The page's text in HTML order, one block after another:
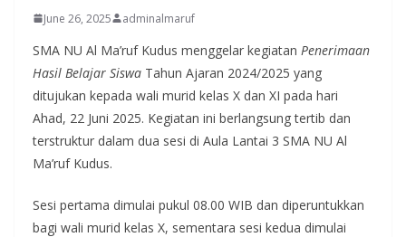
June 26, 2025 adminalmaruf
SMA NU Al Ma’ruf Kudus menggelar kegiatan Penerimaan
Hasil Belajar Siswa Tahun Ajaran 2024/2025 yang
ditujukan kepada wali murid kelas X dan XI pada hari
Ahad, 22 Juni 2025. Kegiatan ini berlangsung tertib dan
terstruktur dalam dua sesi di Aula Lantai 3 SMA NU Al
Ma’ruf Kudus.
Sesi pertama dimulai pukul 08.00 WIB dan diperuntukkan
bagi wali murid kelas X, sementara sesi kedua dimulai